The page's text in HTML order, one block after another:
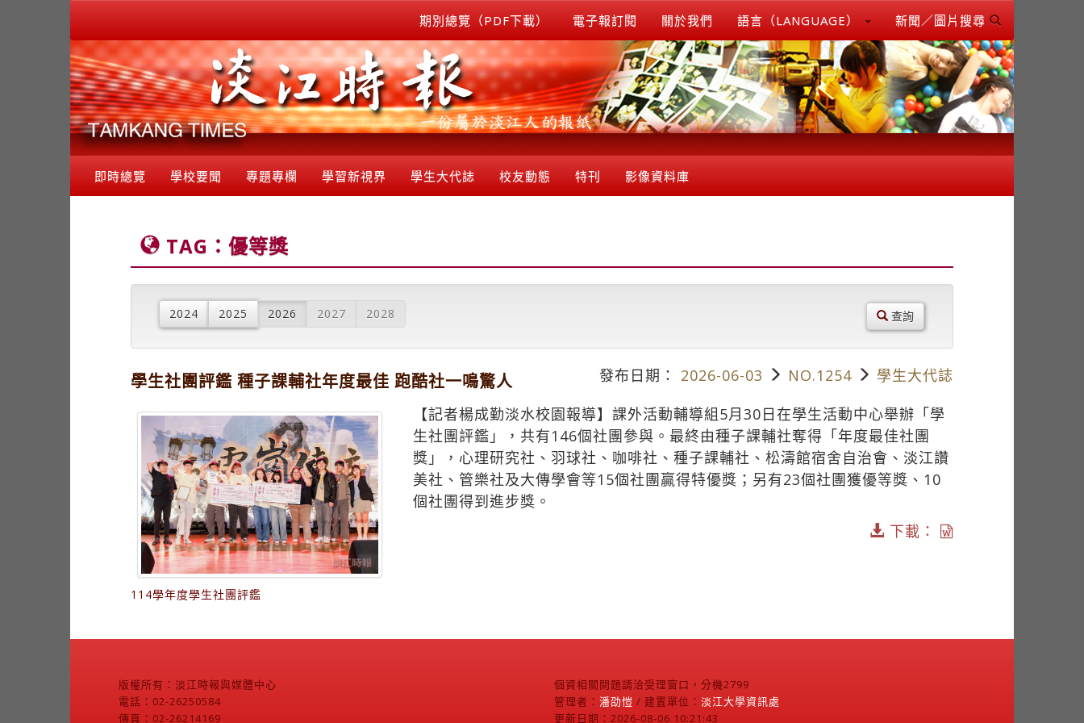
期別總覽（PDF下載） 電子報訂閱 關於我們 語言（LANGUAGE） 新聞／圖片搜尋
即時總覽 學校要聞 專題專欄 學習新視界 學生大代誌 校友動態 特刊 影像資料庫
TAG：優等獎
2024 2025 2026 2027 2028 查詢
學生社團評鑑 種子課輔社年度最佳 跑酷社一鳴驚人 發布日期： 2026-06-03 NO.1254 學生大代誌
114學年度學生社團評鑑
【記者楊成勤淡水校園報導】課外活動輔導組5月30日在學生活動中心舉辦「學
生社團評鑑」，共有146個社團參與。最終由種子課輔社奪得「年度最佳社團
獎」，心理研究社、羽球社、咖啡社、種子課輔社、松濤館宿舍自治會、淡江讚
美社、管樂社及大傳學會等15個社團贏得特優獎；另有23個社團獲優等獎、10
個社團得到進步獎。
下載：
版權所有：淡江時報與媒體中心
電話：02-26250584
傳真：02-26214169
個資相關問題請洽受理窗口，分機2799
管理者： 潘劭愷 / 建置單位： 淡江大學資訊處
更新日期：2026-08-06 10:21:43